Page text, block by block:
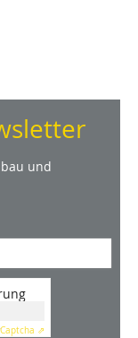
und
Captcha ⇗